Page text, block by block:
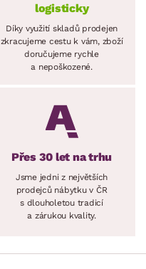
logisticky
Díky využití skladů prodejen
zkracujeme cestu k vám, zboží
doručujeme rychle
a nepoškozené.
Přes 30 let na trhu
Jsme jedni z největších
prodejců nábytku v ČR
s dlouholetou tradicí
a zárukou kvality.